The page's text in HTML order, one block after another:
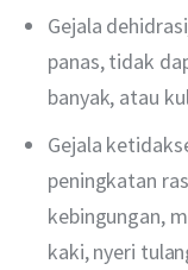
Gejala
panas, tidak
banyak, atau
Gejala
peningkatan
kebingungan,
kaki, nyeri